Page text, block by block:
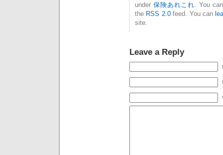
under 保険あれこれ . You
the RSS 2.0feed. You can
site.
Leave a Reply